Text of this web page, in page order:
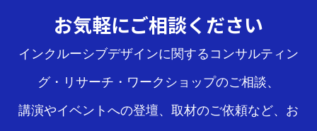
お気軽にご相談ください
インクルーシブデザインに関するコンサルティン
グ・リサーチ・ワークショップのご相談、
講演やイベントへの登壇、取材のご依頼など、お